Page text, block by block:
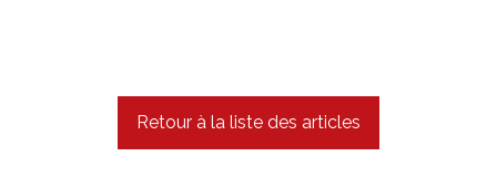
Retour à la liste des articles